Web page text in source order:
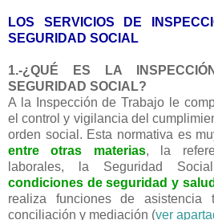
LOS SERVICIOS DE
SEGURIDAD SOCIAL
1.-¿QUÉ ES LA
SEGURIDAD SOCIAL?
A la Inspección de Trabajo le
el control y vigilancia del
orden social. Esta normativa es
entre otras materias, la
laborales, la Seguridad
condiciones de seguridad y
realiza funciones de asistencia
conciliación y mediación (ver